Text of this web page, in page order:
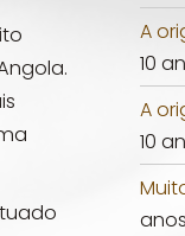
A
10
A
10